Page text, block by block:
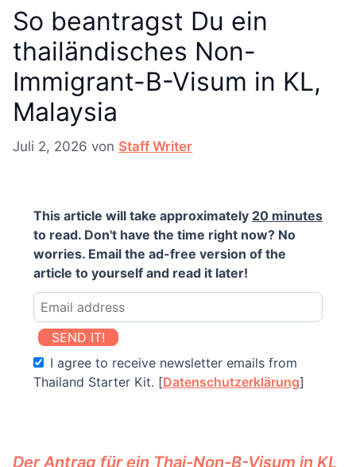
So beantragst Du ein
thailändisches Non-
Immigrant-B-Visum in KL,
Malaysia
Juli 2, 2026 von Staff Writer
This article will take approximately 20 minutes
to read. Don't have the time right now? No
worries. Email the ad-free version of the
article to yourself and read it later!
SEND IT!
I agree to receive newsletter emails from
Thailand Starter Kit. [Datenschutzerklärung]
Der Antrag für ein Thai-Non-B-Visum in KL